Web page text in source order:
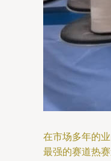
在市场多年的
最强的赛道热